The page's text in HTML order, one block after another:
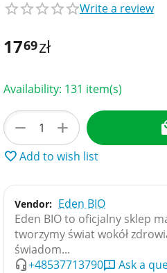
Write a review
1769zł
Availability: 131 item(s)
+
−
Add to wish list
Vendor: Eden BIO
Eden BIO to oficjalny sklep
tworzymy świat wokół
świadom...
+48537713790
Ask a